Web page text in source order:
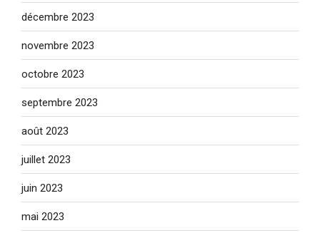
décembre 2023
novembre 2023
octobre 2023
septembre 2023
août 2023
juillet 2023
juin 2023
mai 2023